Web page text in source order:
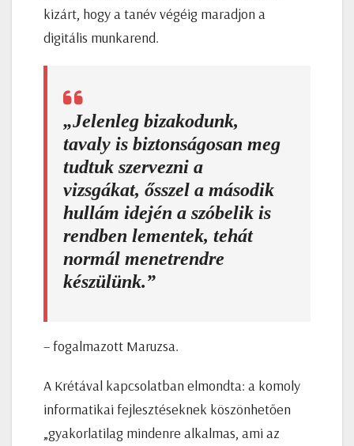
kizárt, hogy a tanév végéig maradjon a
digitális munkarend.
„Jelenleg bizakodunk,
tavaly is biztonságosan meg
tudtuk szervezni a
vizsgákat, ősszel a második
hullám idején a szóbelik is
rendben lementek, tehát
normál menetrendre
készülünk.”
– fogalmazott Maruzsa.
A Krétával kapcsolatban elmondta: a komoly
informatikai fejlesztéseknek köszönhetően
„gyakorlatilag mindenre alkalmas, ami az